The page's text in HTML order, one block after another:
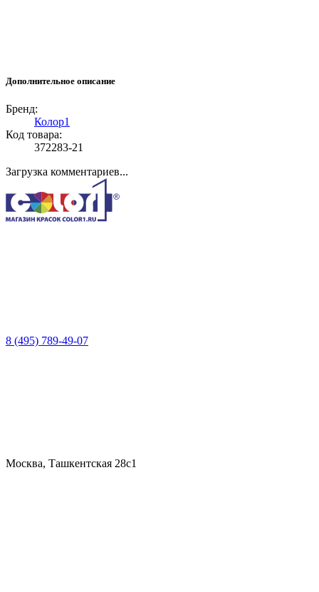
Дополнительное описание
Бренд:
Колор1
Код товара:
372283-21
Загрузка комментариев...
8 (495) 789-49-07
Москва, Ташкентская 28с1